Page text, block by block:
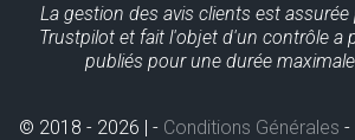
La gestion des avis clients est
Trustpilot et fait l'objet d'un contrôle a
publiés pour une durée
© 2018 - 2026 | - Conditions Générales -